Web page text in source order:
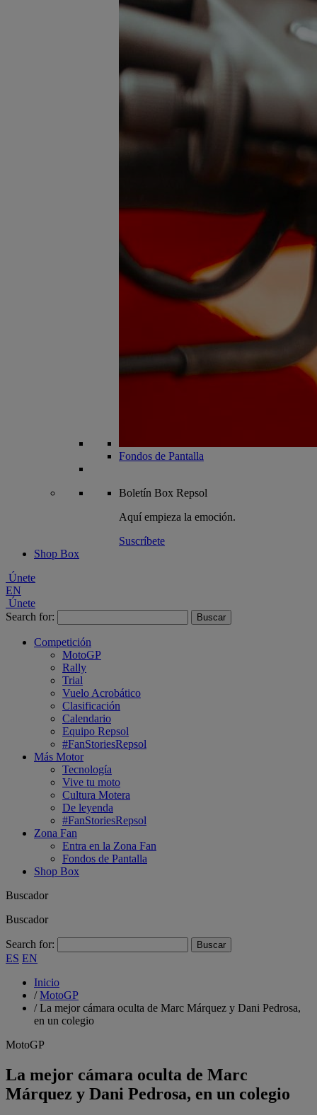
Fondos de Pantalla
Boletín Box Repsol
Aquí empieza la emoción.
Suscríbete
Shop Box
Únete
EN
Únete
Search for:
Competición
MotoGP
Rally
Trial
Vuelo Acrobático
Clasificación
Calendario
Equipo Repsol
#FanStoriesRepsol
Más Motor
Tecnología
Vive tu moto
Cultura Motera
De leyenda
#FanStoriesRepsol
Zona Fan
Entra en la Zona Fan
Fondos de Pantalla
Shop Box
Buscador
Buscador
Search for:
ES EN
Inicio
/MotoGP
/La mejor cámara oculta de Marc Márquez y Dani Pedrosa,
en un colegio
MotoGP
La mejor cámara oculta de Marc
Márquez y Dani Pedrosa, en un colegio